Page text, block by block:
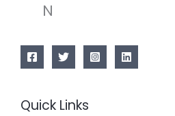
N
Quick Links